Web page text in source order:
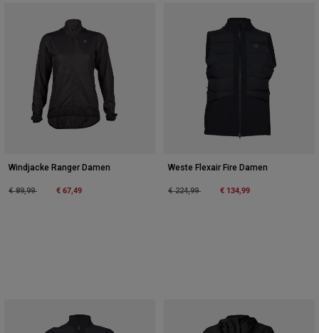
Windjacke Ranger Damen
Price reduced from
€ 89,99to € 67,49
Weste Flexair Fire Damen
Price reduced from
€ 224,99to € 134,99